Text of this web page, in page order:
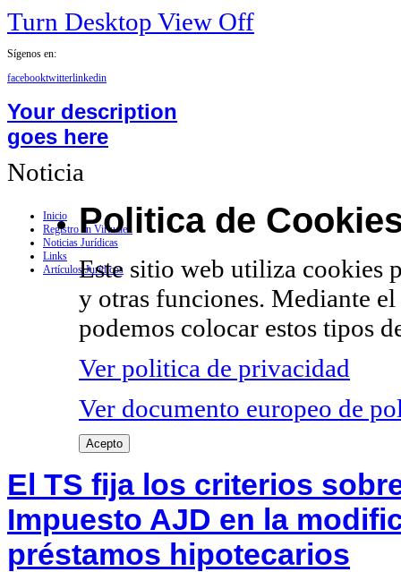
Turn Desktop View Off
Sígenos en:
facebooktwitterlinkedin
Your description
goes here
Inicio
Registro en Virtualex
Noticias Jurídicas
Links
Artículos Jurídicos
Noticia
Politica de
Este sitio web utiliza cookies
y otras funciones. Mediante
podemos colocar estos tipos
Ver politica de privacidad
Ver documento europeo de
Acepto
El TS fija los criterios
Impuesto AJD en la
préstamos hipotecarios